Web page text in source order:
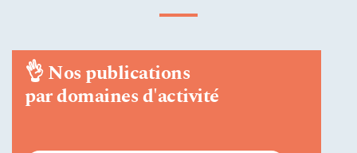
👌Nos publications
par domaines d'activité